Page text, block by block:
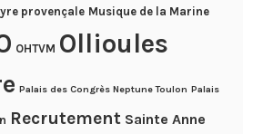
provençale Musique de la Marine
OHTVM Ollioules
Palais des Congrès Neptune Toulon Palais
Recrutement Sainte Anne